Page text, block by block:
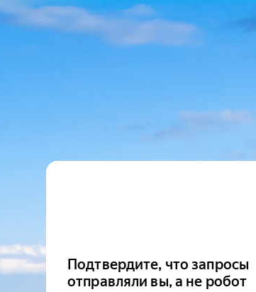
Подтвердите, что запросы
отправляли вы, а не робот